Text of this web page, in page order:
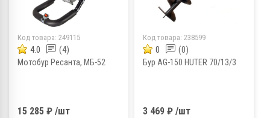
Код товара: 249115
4.0 (4)
Мотобур Ресанта, МБ-52
15 285 ₽ /шт
Код товара: 238599
0 (0)
Бур AG-150 HUTER 70/13/3
3 469 ₽ /шт